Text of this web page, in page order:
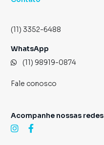
(11) 3352-6488
WhatsApp
(11) 98919-0874
Fale conosco
Acompanhe nossas redes